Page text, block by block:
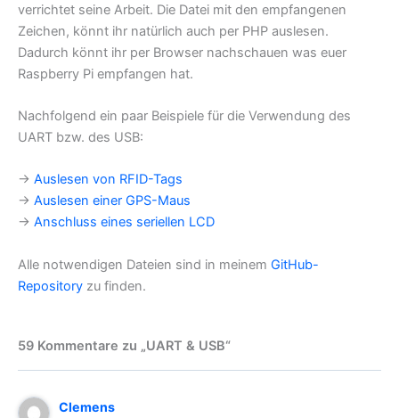
verrichtet seine Arbeit. Die Datei mit den empfangenen
Zeichen, könnt ihr natürlich auch per PHP auslesen.
Dadurch könnt ihr per Browser nachschauen was euer
Raspberry Pi empfangen hat.
Nachfolgend ein paar Beispiele für die Verwendung des
UART bzw. des USB:
→ Auslesen von RFID-Tags
→ Auslesen einer GPS-Maus
→ Anschluss eines seriellen LCD
Alle notwendigen Dateien sind in meinem GitHub-
Repository zu finden.
59 Kommentare zu „UART & USB“
Clemens